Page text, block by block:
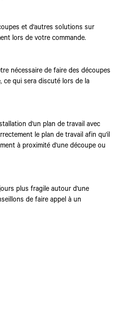
et d'autres solutions sur
lors de votre commande.
nécessaire de faire des découpes
ce qui sera discuté lors de la
d'un plan de travail avec
le plan de travail afin qu'il
à proximité d'une découpe ou
plus fragile autour d'une
de faire appel à un